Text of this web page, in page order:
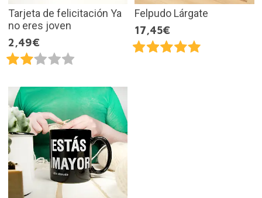
Tarjeta de felicitación Ya
no eres joven
2,49€
Felpudo Lárgate
17,45€